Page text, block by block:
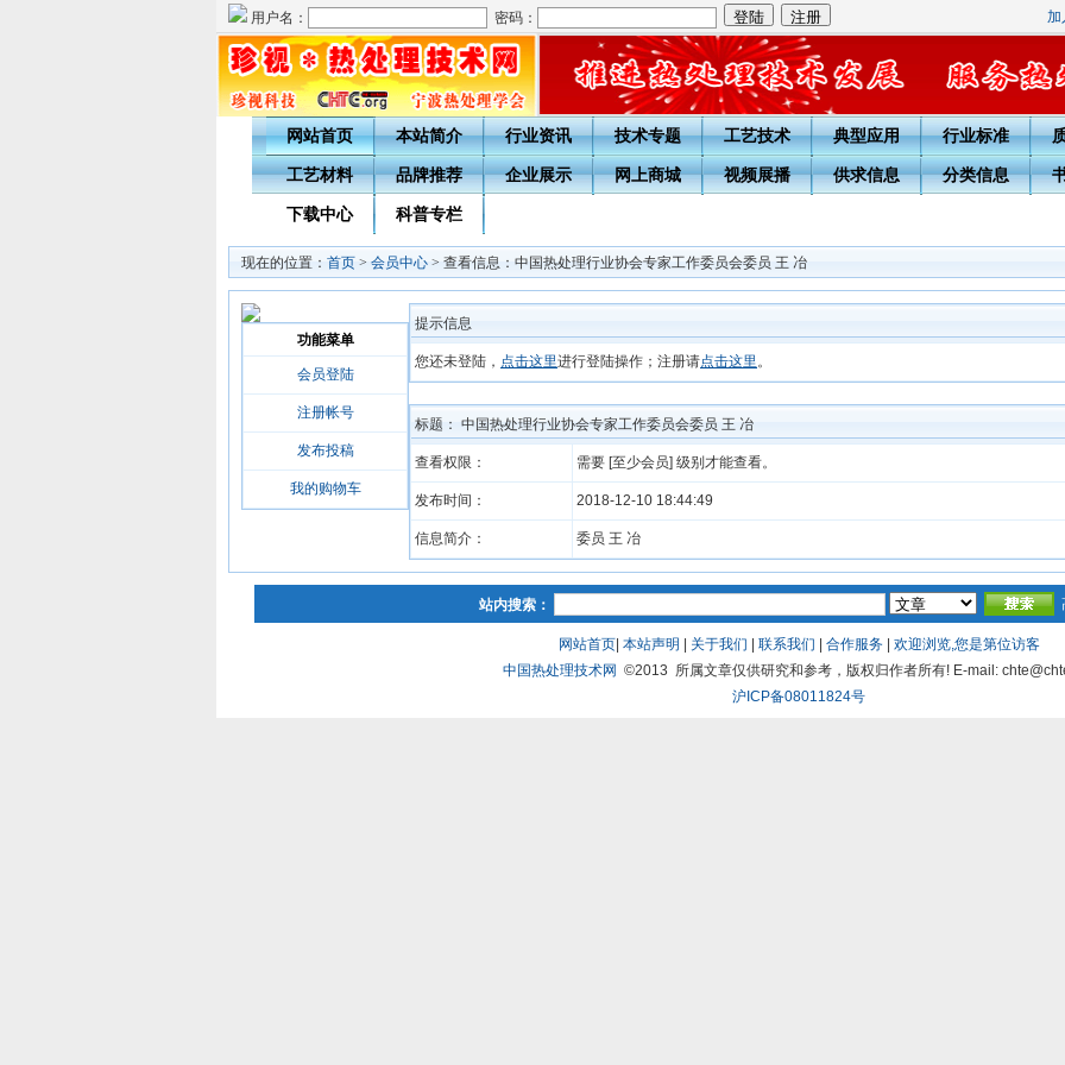
用户名： 密码： 加
网站首页 本站简介 行业资讯 技术专题 工艺技术 典型应用 行业标准
工艺材料 品牌推荐 企业展示 网上商城 视频展播 供求信息 分类信息
下载中心 科普专栏
现在的位置： 首页 > 会员中心 > 查看信息：中国热处理行业协会专家工作委员会委员 王 冶
功能菜单
会员登陆
注册帐号
发布投稿
我的购物车
提示信息
您还未登陆， 点击这里进行登陆操作；注册请点击这里。
标题： 中国热处理行业协会专家工作委员会委员 王 冶
查看权限： 需要 [至少会员] 级别才能查看。
发布时间： 2018-12-10 18:44:49
信息简介： 委员 王 冶
站内搜索：
网站首页| 本站声明 关于我们 联系我们 合作服务| 欢迎浏览,您是第位访客
中国热处理技术网 ©2013 所属文章仅供研究和参考，版权归作者所有! E-mail:
沪ICP备08011824号